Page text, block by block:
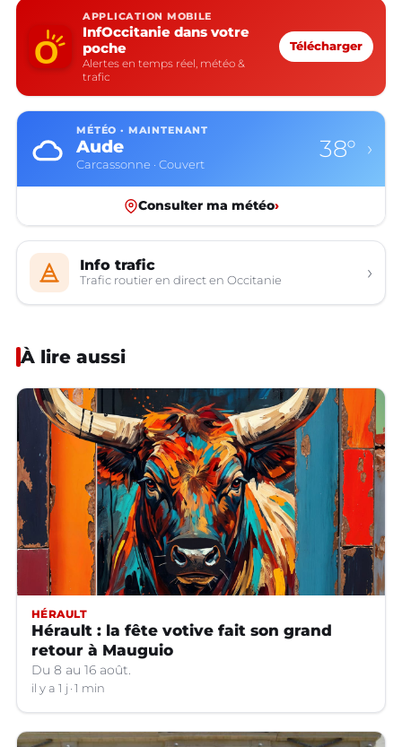
APPLICATION MOBILE
InfOccitanie dans votre
poche
Alertes en temps réel, météo &
trafic
Télécharger
MÉTÉO · MAINTENANT
Aude
Carcassonne · Couvert
38° ›
Consulter ma météo›
Info trafic
Trafic routier en direct en Occitanie ›
À lire aussi
HÉRAULT
Hérault : la fête votive fait son grand
retour à Mauguio
Du 8 au 16 août.
il y a 1 j 1 min